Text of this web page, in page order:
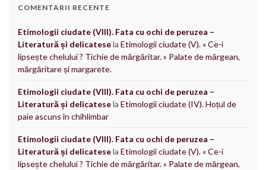
COMENTARII RECENTE
Etimologii ciudate (VIII). Fata cu ochi de peruzea –
Literatură și delicatesela Etimologii ciudate (V). « Ce-i
lipsește chelului ? Tichie de mărgăritar. » Palate de mărgean,
mărgăritare și margarete.
Etimologii ciudate (VIII). Fata cu ochi de peruzea –
Literatură și delicatesela Etimologii ciudate (IV). Hoțul de
paie ascuns în chihlimbar
Etimologii ciudate (VIII). Fata cu ochi de peruzea –
Literatură și delicatesela Etimologii ciudate (V). « Ce-i
lipsește chelului ? Tichie de mărgăritar. » Palate de mărgean,